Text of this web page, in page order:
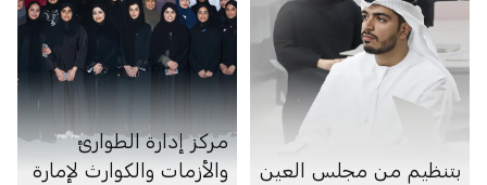
بتنظيم من مجلس العين
مركز إدارة الطوارئ
والأزمات والكوارث لإمارة